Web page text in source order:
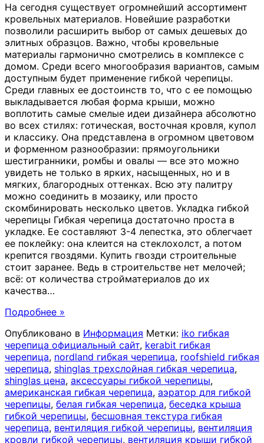
На сегодня существует огромнейший ассортимент
кровельных материалов. Новейшие разработки
позволили расширить выбор от самых дешевых до
элитных образцов. Важно, чтобы кровельные
материалы гармонично смотрелись в комплексе с
домом. Среди всего многообразия вариантов, самым
доступным будет применение гибкой черепицы.
Среди главных ее достоинств то, что с ее помощью
выкладывается любая форма крыши, можно
воплотить самые смелые идеи дизайнера абсолютно
во всех стилях: готическая, восточная кровля, купол
и классику. Она представлена в огромном цветовом
и форменном разнообразии: прямоугольники
шестигранники, ромбы и овалы — все это можно
увидеть не только в ярких, насыщенных, но и в
мягких, благородных оттенках. Всю эту палитру
можно соединить в мозаику, или просто
скомбинировать несколько цветов. Укладка гибкой
черепицы Гибкая черепица достаточно проста в
укладке. Ее составляют 3-4 лепестка, это облегчает
ее поклейку: она клеится на стеклохолст, а потом
крепится гвоздями. Купить гвозди строительные
стоит заранее. Ведь в строительстве нет мелочей;
всё: от количества стройматериалов до их
качества…
Подробнее »
Опубликовано в Информация Метки: iko гибкая
черепица официальный сайт, kerabit гибкая
черепица, nordland гибкая черепица, roofshield гибкая
черепица, shinglas трехслойная гибкая черепица,
shinglas цена, аксессуары гибкой черепицы,
американская гибкая черепица, аэратор для гибкой
черепицы, белая гибкая черепица, беседка крыша
гибкой черепицы, бесшовная текстура гибкая
черепица, вентиляция гибкой черепицы, вентиляция
кровли гибкой черепицы, вентиляция крыши гибкой